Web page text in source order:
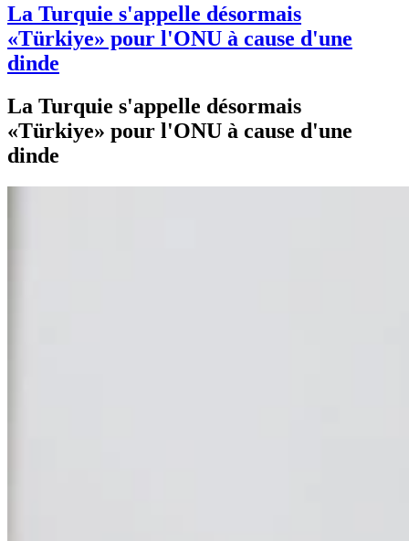
La Turquie s'appelle désormais
«Türkiye» pour l'ONU à cause d'une
dinde
La Turquie s'appelle désormais
«Türkiye» pour l'ONU à cause d'une
dinde